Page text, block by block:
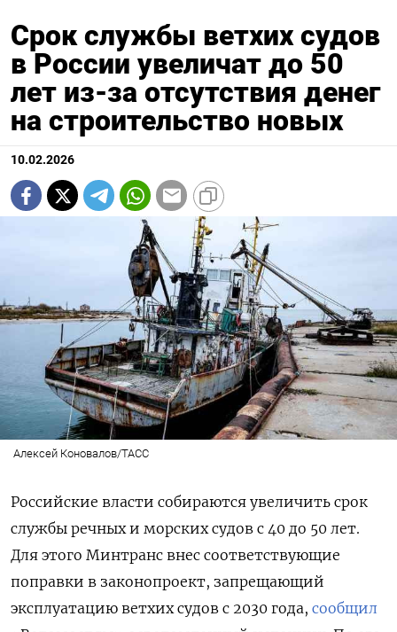
Срок службы ветхих судов
в России увеличат до 50
лет из-за отсутствия денег
на строительство новых
10.02.2026
Алексей Коновалов/ТАСС
Российские власти собираются увеличить срок
службы речных и морских судов с 40 до 50 лет.
Для этого Минтранс внес соответствующие
поправки в законопроект, запрещающий
эксплуатацию ветхих судов с 2030 года, сообщил